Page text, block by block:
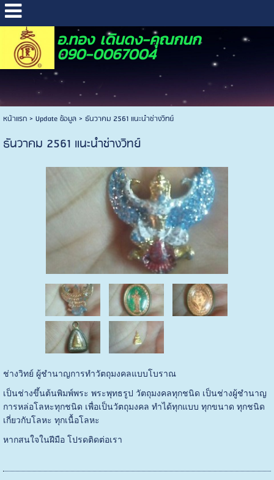
อ.ทอง เดินดง-คุณกนก
090-0067004
หน้าแรก> Update ข้อมูล> ธันวาคม 2561 แนะนำช่างวิทย์
ธันวาคม 2561 แนะนำช่างวิทย์
ช่างวิทย์ ผู้ชำนาญการทำวัตถุมงคลแบบโบราณ
เป็นช่างขึ้นต้นพิมพ์พระ พระพุทธรูป วัตถุมงคลทุกชนิด เป็นช่างผู้ชำนาญ
การหล่อโลหะทุกชนิด เพื่อเป็นวัตถุมงคล ทำได้ทุกแบบ ทุกขนาด ทุกชนิด
เกี่ยวกับโลหะ ทุกเนื้อโลหะ
หากสนใจในฝีมือ โปรดติดต่อเรา